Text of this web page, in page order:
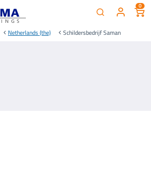
0
Netherlands (the) Schildersbedrijf Saman